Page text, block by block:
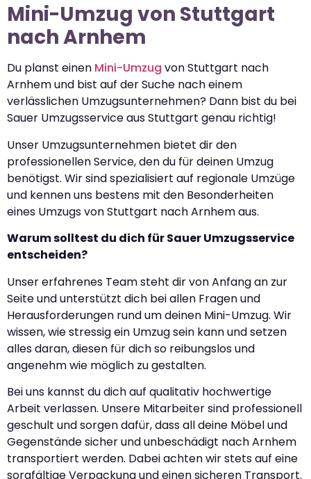
Mini-Umzug von Stuttgart
nach Arnhem
Du planst einen Mini-Umzug von Stuttgart nach
Arnhem und bist auf der Suche nach einem
verlässlichen Umzugsunternehmen? Dann bist du bei
Sauer Umzugsservice aus Stuttgart genau richtig!
Unser Umzugsunternehmen bietet dir den
professionellen Service, den du für deinen Umzug
benötigst. Wir sind spezialisiert auf regionale Umzüge
und kennen uns bestens mit den Besonderheiten
eines Umzugs von Stuttgart nach Arnhem aus.
Warum solltest du dich für Sauer Umzugsservice
entscheiden?
Unser erfahrenes Team steht dir von Anfang an zur
Seite und unterstützt dich bei allen Fragen und
Herausforderungen rund um deinen Mini-Umzug. Wir
wissen, wie stressig ein Umzug sein kann und setzen
alles daran, diesen für dich so reibungslos und
angenehm wie möglich zu gestalten.
Bei uns kannst du dich auf qualitativ hochwertige
Arbeit verlassen. Unsere Mitarbeiter sind professionell
geschult und sorgen dafür, dass all deine Möbel und
Gegenstände sicher und unbeschädigt nach Arnhem
transportiert werden. Dabei achten wir stets auf eine
sorgfältige Verpackung und einen sicheren Transport.